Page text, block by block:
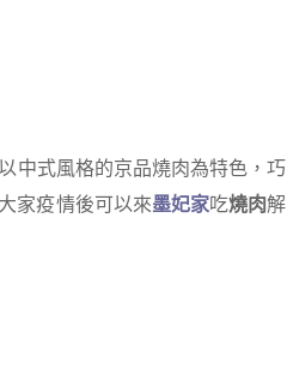
中式風格的京品燒肉為特色，巧
家疫情後可以來墨妃家吃燒肉解